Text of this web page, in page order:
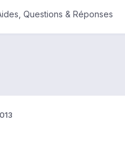
Questions & Réponses